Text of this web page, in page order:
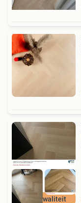
Hoge kwaliteit